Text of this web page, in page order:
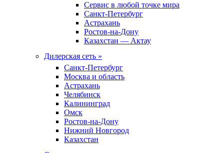
Сервис в любой точке мира
Санкт-Петербург
Астрахань
Ростов-на-Дону
Казахстан — Актау
Дилерская сеть »
Санкт-Петербург
Москва и область
Астрахань
Челябинск
Калининград
Омск
Ростов-на-Дону
Нижний Новгород
Казахстан